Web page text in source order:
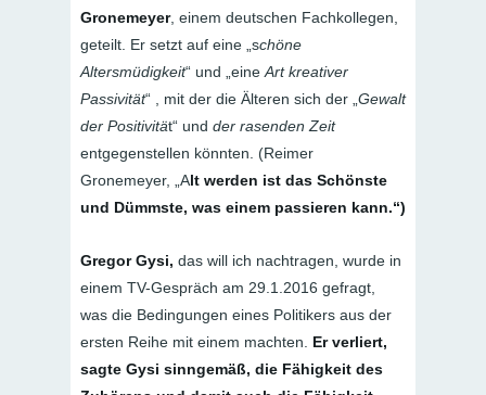
Gronemeyer, einem deutschen Fachkollegen,
geteilt. Er setzt auf eine „schöne
Altersmüdigkeit“ und „eine Art kreativer
Passivität“ , mit der die Älteren sich der „ Gewalt
der Positivität“ und der rasenden Zeit
entgegenstellen könnten. (Reimer
Gronemeyer, „Alt werden ist das Schönste
und Dümmste, was einem passieren kann.“)
Gregor Gysi, das will ich nachtragen, wurde in
einem TV-Gespräch am 29.1.2016 gefragt,
was die Bedingungen eines Politikers aus der
ersten Reihe mit einem machten. Er verliert,
sagte Gysi sinngemäß, die Fähigkeit des